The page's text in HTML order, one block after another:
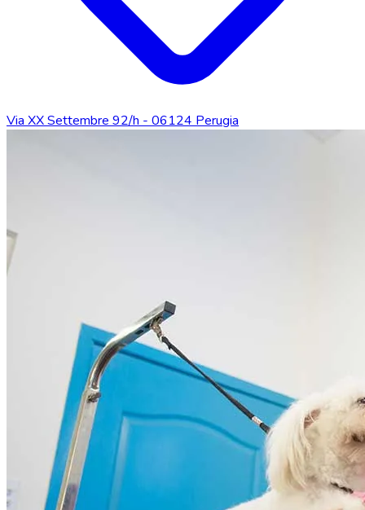
Via XX Settembre 92/h - 06124 Perugia